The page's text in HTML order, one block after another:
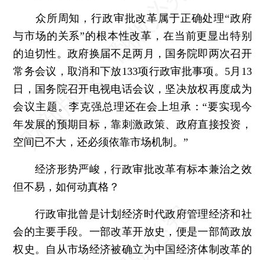
众所周知，行政审批改革属于正确处理“政府
与市场的关系”的根本性改革，在当前更显出特别
的迫切性。政府换届不足两月，国务院即两次召开
常务会议，取消和下放133项行政审批事项。5月13
日，国务院召开电视电话会议，坚决放权再度成为
会议主题。李克强总理还在会上坦承：“要实现今
年发展的预期目标，靠刺激政策、政府直接投资，
空间已不大，还必须依靠市场机制。”
经济形势严峻，行政审批改革有标本兼治之效
但不易，如何动真格？
行政审批曾是计划经济时代政府管理经济和社
会的主要手段。一部改革开放史，便是一部简政放
权史。自从市场经济被确立为中国经济体制改革的